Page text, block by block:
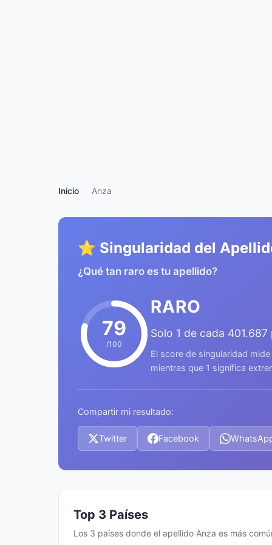
Inicio Anza
⭐ Singularidad del
¿Qué tan raro es tu apellido?
79
/100
RARO
Solo 1 de cada 401.687
El score de singularidad
mientras que 1 significa
Compartir mi resultado:
Twitter Facebook
Top 3 Países
Los 3 países donde el apellido Anza es más